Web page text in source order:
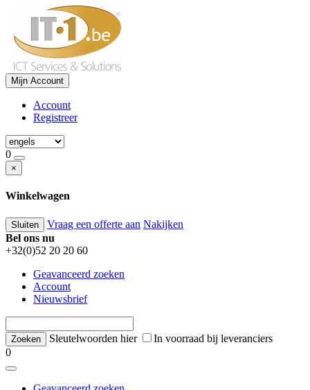
Mijn Account
Account
Registreer
0
×
Winkelwagen
Sluiten Vraag een offerte aan Nakijken
Bel ons nu
+32(0)52 20 20 60
Geavanceerd zoeken
Account
Nieuwsbrief
Sleutelwoorden hier
In voorraad bij leveranciers
0